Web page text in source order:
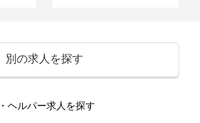
別の求人を探す
ヘルパー求人を探す